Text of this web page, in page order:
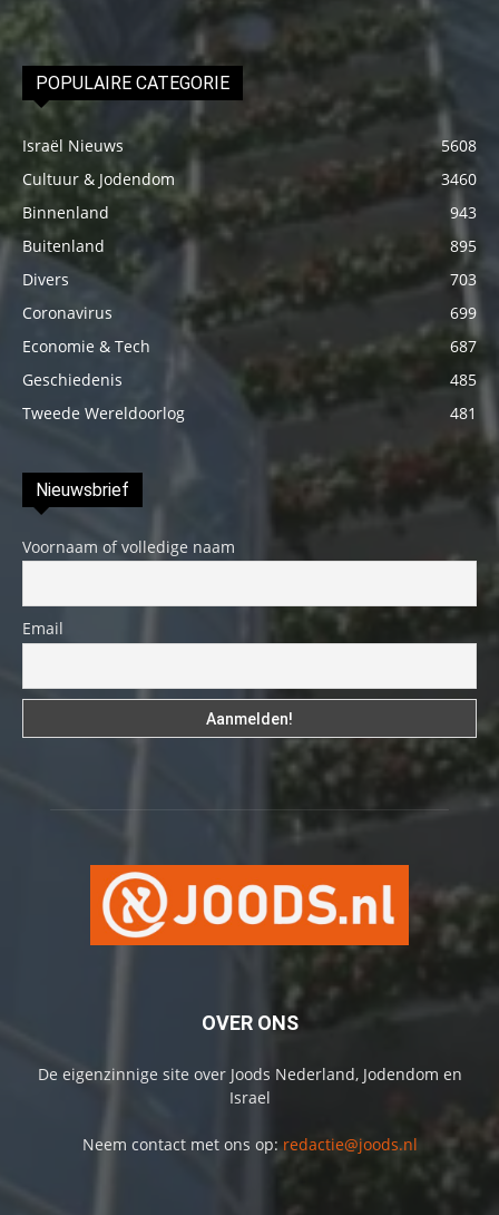
POPULAIRE CATEGORIE
Israël Nieuws
5608
Cultuur & Jodendom
3460
Binnenland
943
Buitenland
895
Divers
703
Coronavirus
699
Economie & Tech
687
Geschiedenis
485
Tweede Wereldoorlog
481
Nieuwsbrief
Voornaam of volledige naam
Email
OVER ONS
De eigenzinnige site over Joods Nederland, Jodendom en
Israel
Neem contact met ons op: redactie@joods.nl